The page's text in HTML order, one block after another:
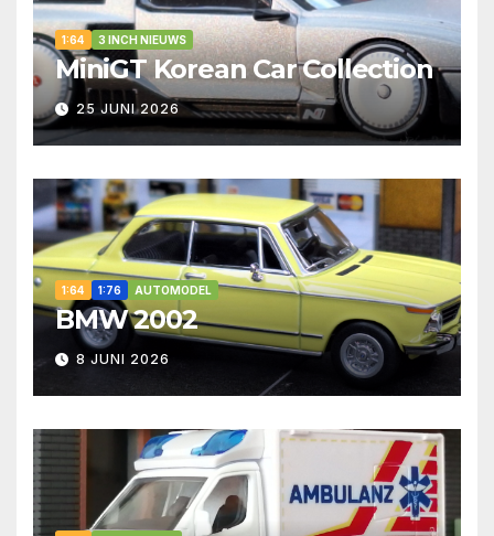
1:64 3 INCH NIEUWS
MiniGT Korean Car Collection
25 JUNI 2026
1:64 1:76 AUTOMODEL
BMW 2002
8 JUNI 2026